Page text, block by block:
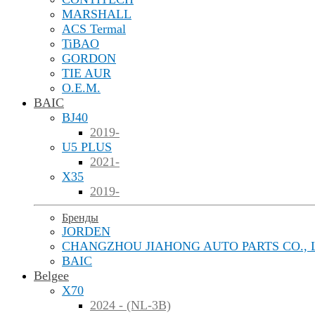
MARSHALL
ACS Termal
TiBAO
GORDON
TIE AUR
O.E.M.
BAIC
BJ40
2019-
U5 PLUS
2021-
X35
2019-
Бренды
JORDEN
CHANGZHOU JIAHONG AUTO PARTS CO.,
BAIC
Belgee
X70
2024 - (NL-3B)